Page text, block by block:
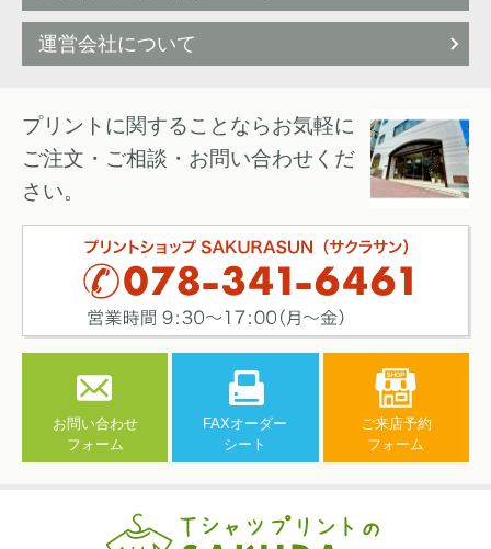
運営会社について
プリントに関することならお気軽に
ご注文・ご相談・お問い合わせくだ
さい。
お問い合わせ
フォーム
FAXオーダー
シート
ご来店予約
フォーム